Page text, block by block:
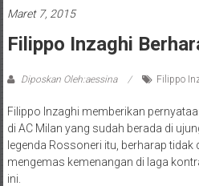
Maret 7, 2015
Filippo Inzaghi
Diposkan Oleh:aessina Filippo
Filippo Inzaghi memberikan
di AC Milan yang sudah berada di
legenda Rossoneri itu, berharap
mengemas kemenangan di laga
ini.